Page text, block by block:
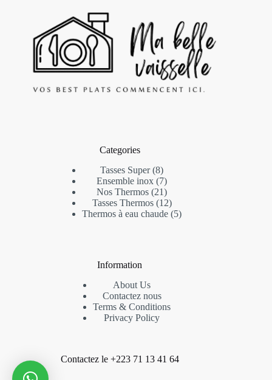
Categories
Tasses Super 88
produits
Ensemble inox 77
produits
Nos Thermos 2121
produits
Tasses Thermos 1212
produits
Thermos à eau chaude 55
Information
About Us
Contactez nous
Terms & Conditions
Privacy Policy
Contactez le +223 71 13 41 64